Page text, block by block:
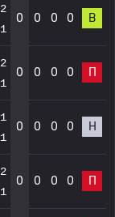
2
1
0 0 0 0 В
2
1
0 0 0 0 П
1
1
0 0 0 0 Н
2
1
0 0 0 0 П